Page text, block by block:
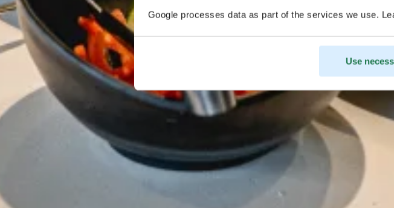
Google processes data as part of the services we use.
Use